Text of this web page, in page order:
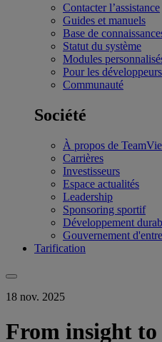
Contacter l’assistance
Guides et manuels
Base de
Statut du système
Modules
Pour les développeurs
Communauté
Société
À propos de
Carrières
Investisseurs
Espace actualités
Leadership
Sponsoring sportif
Développement
Gouvernement
Tarification
18 nov. 2025
From insight to